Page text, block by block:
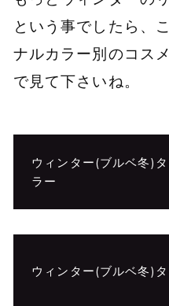
という事でしたら、
ナルカラー別のコス
で見て下さいね。
ウィンター(ブルベ冬)
ラー
ウィンター(ブルベ冬)